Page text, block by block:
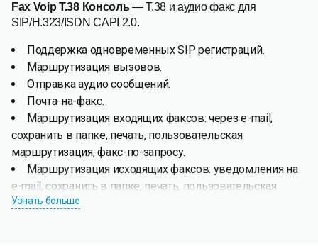
Fax Voip T.38 Консоль— T.38 и аудио факс для
SIP/H.323/ISDN CAPI 2.0.
Поддержка одновременных SIP регистраций.
Маршрутизация вызовов.
Отправка аудио сообщений.
Почта-на-факс.
Маршрутизация входящих факсов: через e-mail,
сохранить в папке, печать, пользовательская
маршрутизация, факс-по-запросу.
Маршрутизация исходящих факсов: уведомления на
e-mail, сохранить в папке, печать, пользовательская
маршрутизация.
Узнать больше